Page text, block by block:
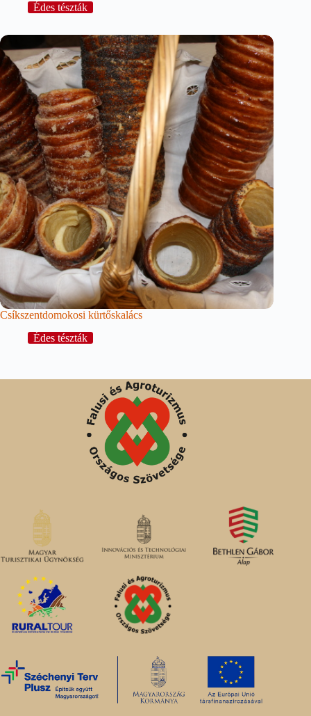
Édes tészták
Csíkszentdomokosi kürtőskalács
Édes tészták